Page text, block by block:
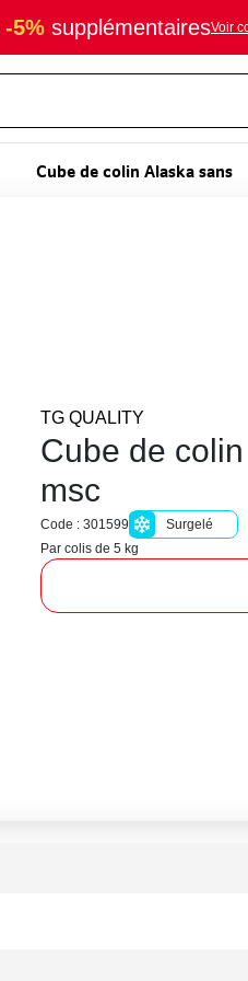
-5% supplémentairesVoir
Cube de colin Alaska sans
TG QUALITY
Cube de
msc
Code : 301599
Surgelé
Par colis de 5 kg